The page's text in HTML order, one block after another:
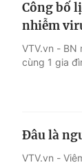
Âm nhạc
Sao
Công bố
nhiễm
VTV.vn - BN
cùng 1 gia
Đâu là
VTV.vn -